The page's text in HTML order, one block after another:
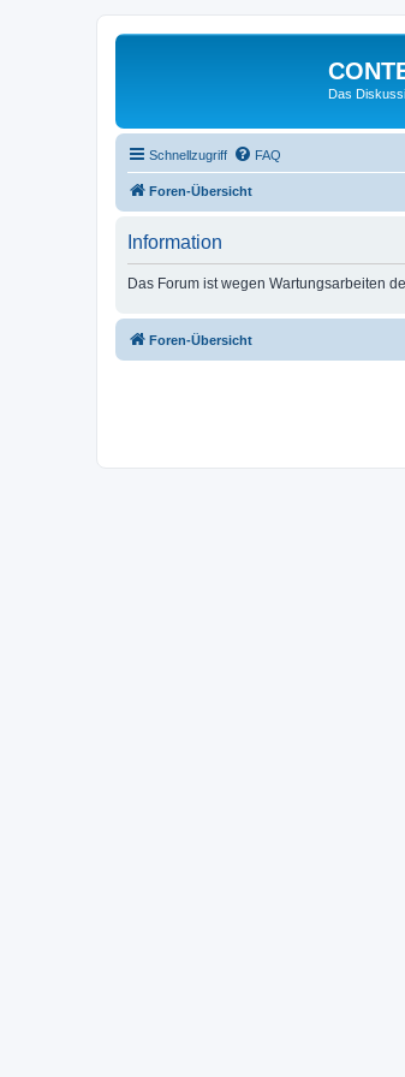
Das
Schnellzugriff FAQ
Foren-Übersicht
Information
Das Forum ist wegen Wartungsarbeiten
Foren-Übersicht